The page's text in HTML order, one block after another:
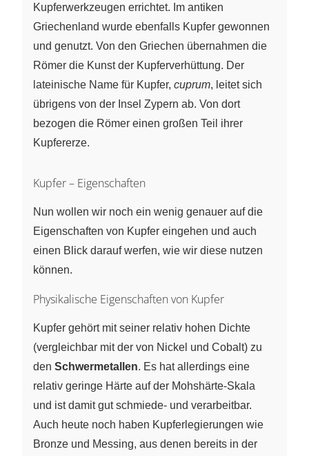
Kupferwerkzeugen errichtet. Im antiken
Griechenland wurde ebenfalls Kupfer gewonnen
und genutzt. Von den Griechen übernahmen die
Römer die Kunst der Kupferverhüttung. Der
lateinische Name für Kupfer, cuprum, leitet sich
übrigens von der Insel Zypern ab. Von dort
bezogen die Römer einen großen Teil ihrer
Kupfererze.
Kupfer – Eigenschaften
Nun wollen wir noch ein wenig genauer auf die
Eigenschaften von Kupfer eingehen und auch
einen Blick darauf werfen, wie wir diese nutzen
können.
Physikalische Eigenschaften von Kupfer
Kupfer gehört mit seiner relativ hohen Dichte
(vergleichbar mit der von Nickel und Cobalt) zu
den Schwermetallen. Es hat allerdings eine
relativ geringe Härte auf der Mohshärte-Skala
und ist damit gut schmiede- und verarbeitbar.
Auch heute noch haben Kupferlegierungen wie
Bronze und Messing, aus denen bereits in der